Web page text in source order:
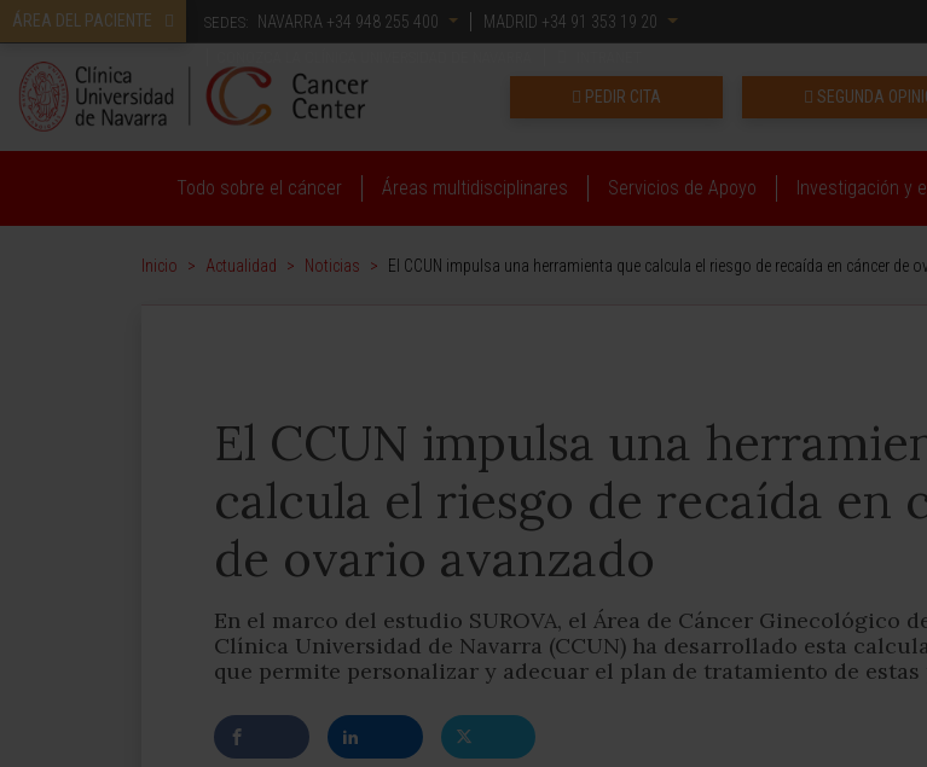
ÁREA DEL PACIENTE SEDES: NAVARRA +34 948 255 400 MADRID +34 91 353 19 20
SEGUNDA
PEDIR CITA
Todo sobre el cáncer Áreas multidisciplinares Servicios de Apoyo Investigación y
Inicio > Actualidad > Noticias > El CCUN impulsa una herramienta que calcula el riesgo de recaída en cáncer de
El CCUN impulsa una
calcula el riesgo de recaída en
de ovario avanzado
En el marco del estudio SUROVA, el Área de Cáncer Ginecológico
Clínica Universidad de Navarra (CCUN) ha desarrollado esta
que permite personalizar y adecuar el plan de tratamiento de estas